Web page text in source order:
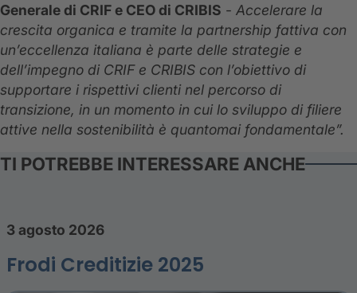
Generale di CRIF e CEO di CRIBIS - Accelerare la
crescita organica e tramite la partnership fattiva con
un’eccellenza italiana è parte delle strategie e
dell’impegno di CRIF e CRIBIS con l’obiettivo di
supportare i rispettivi clienti nel percorso di
transizione, in un momento in cui lo sviluppo di filiere
attive nella sostenibilità è quantomai fondamentale”.
TI POTREBBE INTERESSARE ANCHE
3 agosto 2026
Frodi Creditizie 2025